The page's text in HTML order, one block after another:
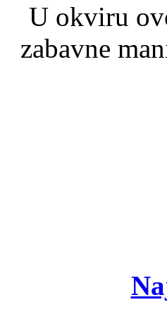
U okviru
zabavne